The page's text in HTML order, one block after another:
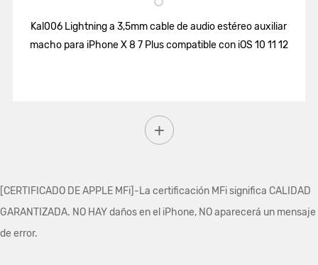
Kal006 Lightning a 3,5mm cable de audio estéreo auxiliar
macho para iPhone X 8 7 Plus compatible con iOS 10 11 12
[CERTIFICADO DE APPLE MFi]-La certificación MFi significa CALIDAD
GARANTIZADA. NO HAY daños en el iPhone, NO aparecerá un mensaje
de error.